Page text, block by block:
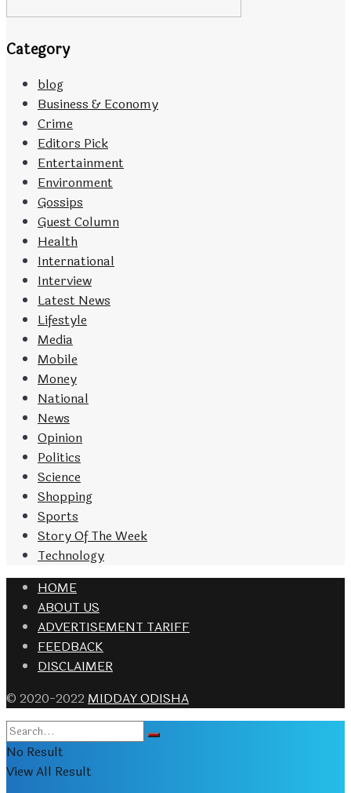
Category
blog
Business & Economy
Crime
Editors Pick
Entertainment
Environment
Gossips
Guest Column
Health
International
Interview
Latest News
Lifestyle
Media
Mobile
Money
National
News
Opinion
Politics
Science
Shopping
Sports
Story Of The Week
Technology
HOME
ABOUT US
ADVERTISEMENT TARIFF
FEEDBACK
DISCLAIMER
© 2020-2022 MIDDAY ODISHA
No Result
View All Result